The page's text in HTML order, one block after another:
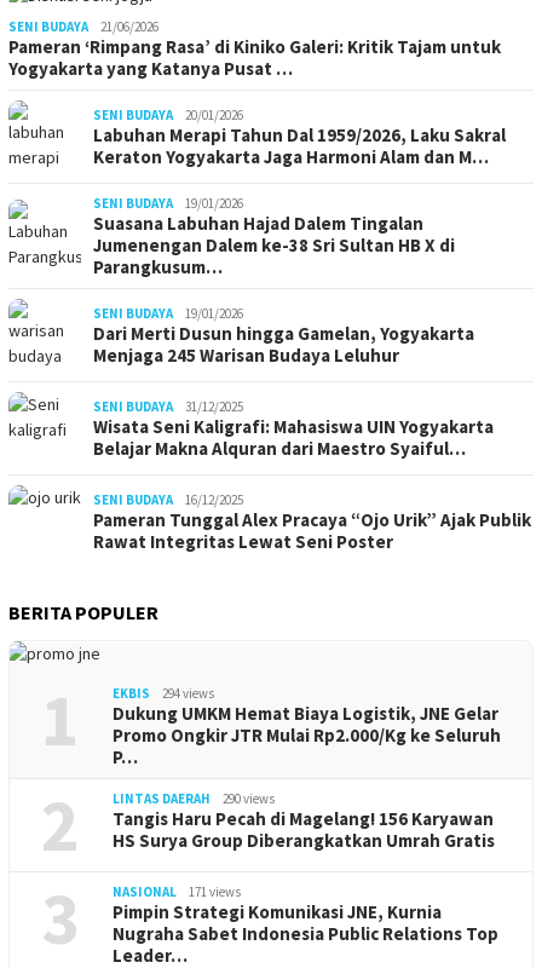
SENI BUDAYA 21/06/2026
Pameran ‘Rimpang Rasa’ di Kiniko Galeri: Kritik Tajam untuk
Yogyakarta yang Katanya Pusat …
SENI BUDAYA 20/01/2026
Labuhan Merapi Tahun Dal 1959/2026, Laku Sakral
Keraton Yogyakarta Jaga Harmoni Alam dan M…
SENI BUDAYA 19/01/2026
Suasana Labuhan Hajad Dalem Tingalan
Jumenengan Dalem ke-38 Sri Sultan HB X di
Parangkusum…
SENI BUDAYA 19/01/2026
Dari Merti Dusun hingga Gamelan, Yogyakarta
Menjaga 245 Warisan Budaya Leluhur
SENI BUDAYA 31/12/2025
Wisata Seni Kaligrafi: Mahasiswa UIN Yogyakarta
Belajar Makna Alquran dari Maestro Syaiful…
SENI BUDAYA 16/12/2025
Pameran Tunggal Alex Pracaya “Ojo Urik” Ajak Publik
Rawat Integritas Lewat Seni Poster
BERITA POPULER
1 EKBIS 294 views
Dukung UMKM Hemat Biaya Logistik, JNE Gelar
Promo Ongkir JTR Mulai Rp2.000/Kg ke Seluruh
P…
2 LINTAS DAERAH 290 views
Tangis Haru Pecah di Magelang! 156 Karyawan
HS Surya Group Diberangkatkan Umrah Gratis
3 NASIONAL 171 views
Pimpin Strategi Komunikasi JNE, Kurnia
Nugraha Sabet Indonesia Public Relations Top
Leader…